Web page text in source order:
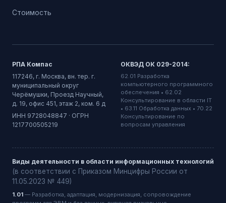
Стоимость
РПА Компас
117246, г. Москва, вн. тер. г.
муниципальный округ
Черёмушки, Проезд Научный,
д. 19, офис 451, этаж 2, ком. 6 д
ИНН 9728048847 · ОГРН
1217700505219
ОКВЭД ОК 029-2014:
62.01 Разработка
компьютерного программного
обеспечения • 62.02
Консультирование в области IT
• 63.11 Обработка данных • 70.22
Консультирование по
вопросам управления
Виды деятельности в области информационных технологий
(в соответствии с Приказом Минцифры России от
11.05.2023 № 449)
1.01 — Разработка, адаптация, модернизация, сопровождение